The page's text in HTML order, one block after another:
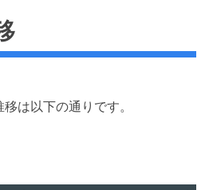
は以下の通りです。